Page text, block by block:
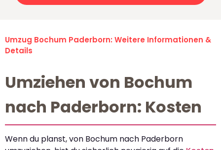
Umzug Bochum Paderborn: Weitere Informationen &
Details
Umziehen von Bochum
nach Paderborn: Kosten
Wenn du planst, von Bochum nach Paderborn